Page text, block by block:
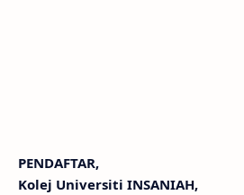
PENDAFTAR,
Kolej Universiti INSANIAH,